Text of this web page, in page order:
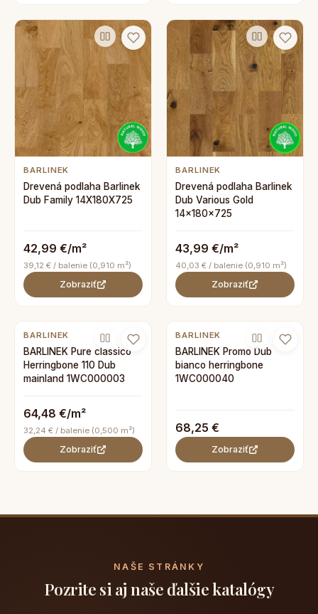
BARLINEK
Drevená podlaha Barlinek
Dub Family 14X180X725
42,99 €/m²
39,12 € / balenie (0,910 m²)
Zobraziť
BARLINEK
Drevená podlaha Barlinek
Dub Various Gold
14x180x725
43,99 €/m²
40,03 € / balenie (0,910 m²)
Zobraziť
BARLINEK
BARLINEK Pure classico
Herringbone 110 Dub
mainland 1WC000003
64,48 €/m²
32,24 € / balenie (0,500 m²)
Zobraziť
BARLINEK
BARLINEK Promo Dub
bianco herringbone
1WC000040
68,25 €
Zobraziť
NAŠE STRÁNKY
Pozrite si aj naše ďalšie katalógy